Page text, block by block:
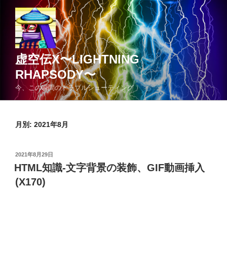
ッ
虚空伝X〜LIGHTNING
RHAPSODY〜
今、この瞬間のトラブルシューティング
月別: 2021年8月
投
稿
日:
2021年8月29日
HTML知識-文字背景の装飾、GIF動画挿入
(X170)